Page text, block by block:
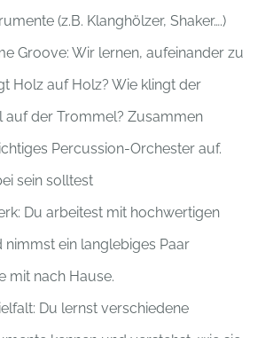
(z.B. Klanghölzer, Shaker….)
Groove: Wir lernen, aufeinander zu
Holz auf Holz? Wie klingt der
auf der Trommel? Zusammen
Percussion-Orchester auf.
sein solltest
Du arbeitest mit hochwertigen
nimmst ein langlebiges Paar
mit nach Hause.
Du lernst verschiedene